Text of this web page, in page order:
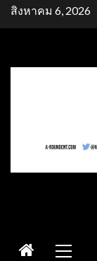
Skipสิงหาคม 6, 2026
Menu